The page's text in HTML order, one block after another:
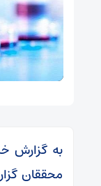
به گزارش
محققان